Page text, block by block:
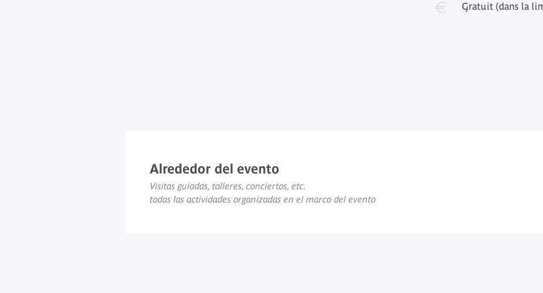
Gratuit (dans la
Alrededor del evento
Visitas guiadas, talleres, conciertos, etc.
todas las actividades organizadas en el marco del evento